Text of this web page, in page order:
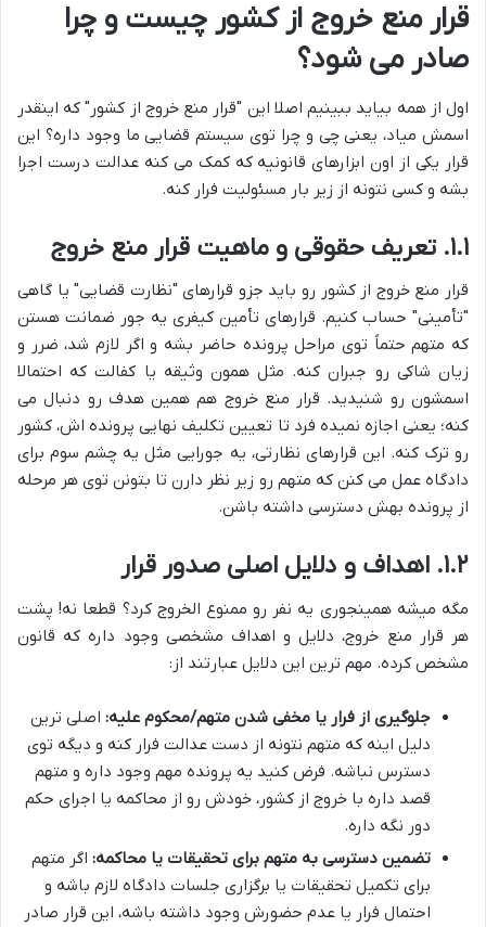
قرار منع خروج از کشور چیست و چرا
صادر می شود؟
اول از همه بیاید ببینیم اصلا این "قرار منع خروج از کشور" که اینقدر
اسمش میاد، یعنی چی و چرا توی سیستم قضایی ما وجود داره؟ این
قرار یکی از اون ابزارهای قانونیه که کمک می کنه عدالت درست اجرا
بشه و کسی نتونه از زیر بار مسئولیت فرار کنه.
۱.۱. تعریف حقوقی و ماهیت قرار منع خروج
قرار منع خروج از کشور رو باید جزو قرارهای "نظارت قضایی" یا گاهی
"تأمینی" حساب کنیم. قرارهای تأمین کیفری یه جور ضمانت هستن
که متهم حتماً توی مراحل پرونده حاضر بشه و اگر لازم شد، ضرر و
زیان شاکی رو جبران کنه. مثل همون وثیقه یا کفالت که احتمالا
اسمشون رو شنیدید. قرار منع خروج هم همین هدف رو دنبال می
کنه؛ یعنی اجازه نمیده فرد تا تعیین تکلیف نهایی پرونده اش، کشور
رو ترک کنه. این قرارهای نظارتی، یه جورایی مثل یه چشم سوم برای
دادگاه عمل می کنن که متهم رو زیر نظر دارن تا بتونن توی هر مرحله
از پرونده بهش دسترسی داشته باشن.
۱.۲. اهداف و دلایل اصلی صدور قرار
مگه میشه همینجوری یه نفر رو ممنوع الخروج کرد؟ قطعا نه! پشت
هر قرار منع خروج، دلایل و اهداف مشخصی وجود داره که قانون
مشخص کرده. مهم ترین این دلایل عبارتند از:
جلوگیری از فرار یا مخفی شدن متهم/محکوم علیه: اصلی ترین
دلیل اینه که متهم نتونه از دست عدالت فرار کنه و دیگه توی
دسترس نباشه. فرض کنید یه پرونده مهم وجود داره و متهم
قصد داره با خروج از کشور، خودش رو از محاکمه یا اجرای حکم
دور نگه داره.
تضمین دسترسی به متهم برای تحقیقات یا محاکمه: اگر متهم
برای تکمیل تحقیقات یا برگزاری جلسات دادگاه لازم باشه و
احتمال فرار یا عدم حضورش وجود داشته باشه، این قرار صادر